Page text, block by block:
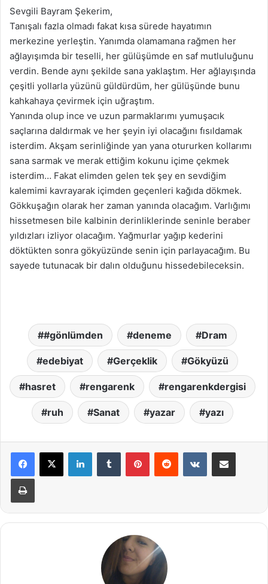
Sevgili Bayram Şekerim,
Tanışalı fazla olmadı fakat kısa sürede hayatımın
merkezine yerleştin. Yanımda olamamana rağmen her
ağlayışımda bir teselli, her gülüşümde en saf mutluluğunu
verdin. Bende aynı şekilde sana yaklaştım. Her ağlayışında
çeşitli yollarla yüzünü güldürdüm, her gülüşünde bunu
kahkahaya çevirmek için uğraştım.
Yanında olup ince ve uzun parmaklarımı yumuşacık
saçlarına daldırmak ve her şeyin iyi olacağını fısıldamak
isterdim. Akşam serinliğinde yan yana otururken kollarımı
sana sarmak ve merak ettiğim kokunu içime çekmek
isterdim… Fakat elimden gelen tek şey en sevdiğim
kalemimi kavrayarak içimden geçenleri kağıda dökmek.
Gökkuşağın olarak her zaman yanında olacağım. Varlığımı
hissetmesen bile kalbinin derinliklerinde seninle beraber
yıldızları izliyor olacağım. Yağmurlar yağıp kederini
döktükten sonra gökyüzünde senin için parlayacağım. Bu
sayede tutunacak bir dalın olduğunu hissedebileceksin.
#gönlümden deneme Dram
edebiyat Gerçeklik Gökyüzü
hasret rengarenk rengarenkdergisi
ruh Sanat yazar yazı
LinkedInTumblr PinterestReddit VKontakteE-Posta ile paylaş
Yazdır